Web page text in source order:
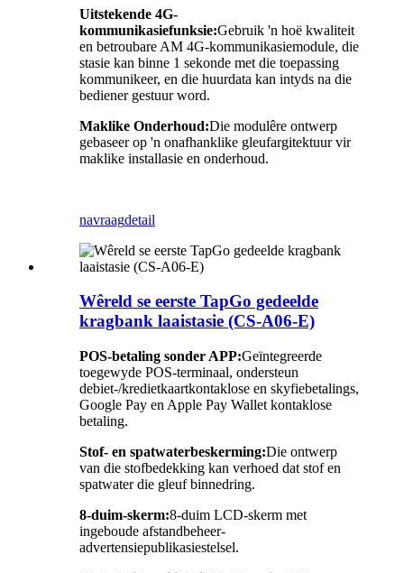
Uitstekende 4G-
kommunikasiefunksie:Gebruik 'n hoë kwaliteit
en betroubare AM 4G-kommunikasiemodule, die
stasie kan binne 1 sekonde met die toepassing
kommunikeer, en die huurdata kan intyds na die
bediener gestuur word.
Maklike Onderhoud:Die modulêre ontwerp
gebaseer op 'n onafhanklike gleufargitektuur vir
maklike installasie en onderhoud.
navraagdetail
Wêreld se eerste TapGo gedeelde
kragbank laaistasie (CS-A06-E)
POS-betaling sonder APP:Geïntegreerde
toegewyde POS-terminaal, ondersteun
debiet-/kredietkaartkontaklose en skyfiebetalings,
Google Pay en Apple Pay Wallet kontaklose
betaling.
Stof- en spatwaterbeskerming:Die ontwerp
van die stofbedekking kan verhoed dat stof en
spatwater die gleuf binnedring.
8-duim-skerm:8-duim LCD-skerm met
ingeboude afstandbeheer-
advertensiepublikasiestelsel.